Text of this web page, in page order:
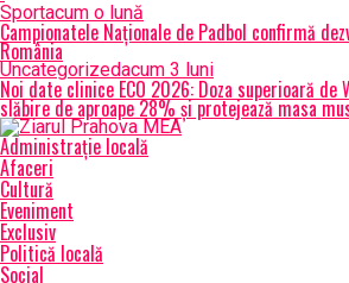
Sportacum o lună
Campionatele Naționale de Padbol confirmă
România
Uncategorizedacum 3 luni
Noi date clinice ECO 2026: Doza superioară de
slăbire de aproape 28% și protejează masa
Administrație locală
Afaceri
Cultură
Eveniment
Exclusiv
Politică locală
Social